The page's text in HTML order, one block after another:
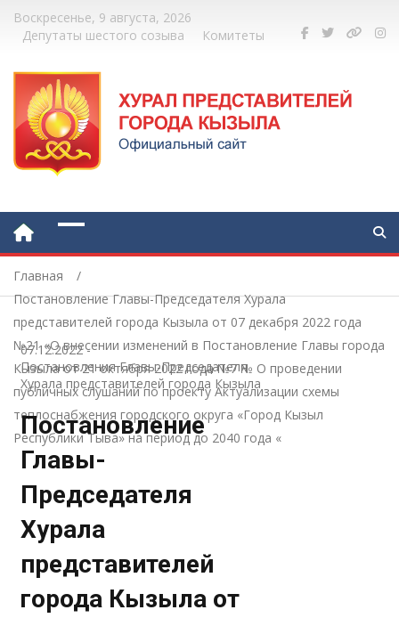
Воскресенье, 9 августа, 2026
Депутаты шестого созыва
Комитеты
Главная
Постановление Главы-Председателя Хурала
представителей города Кызыла от 07 декабря 2022 года
№21 «О внесении изменений в Постановление Главы города
Кызыла от 21 октября 2022 года №7 № О проведении
публичных слушаний по проекту Актуализации схемы
теплоснабжения городского округа «Город Кызыл
Республики Тыва» на период до 2040 года «
07.12.2022-
Постановления Главы-Председателя
Хурала представителей города Кызыла
Постановление
Главы-
Председателя
Хурала
представителей
города Кызыла от